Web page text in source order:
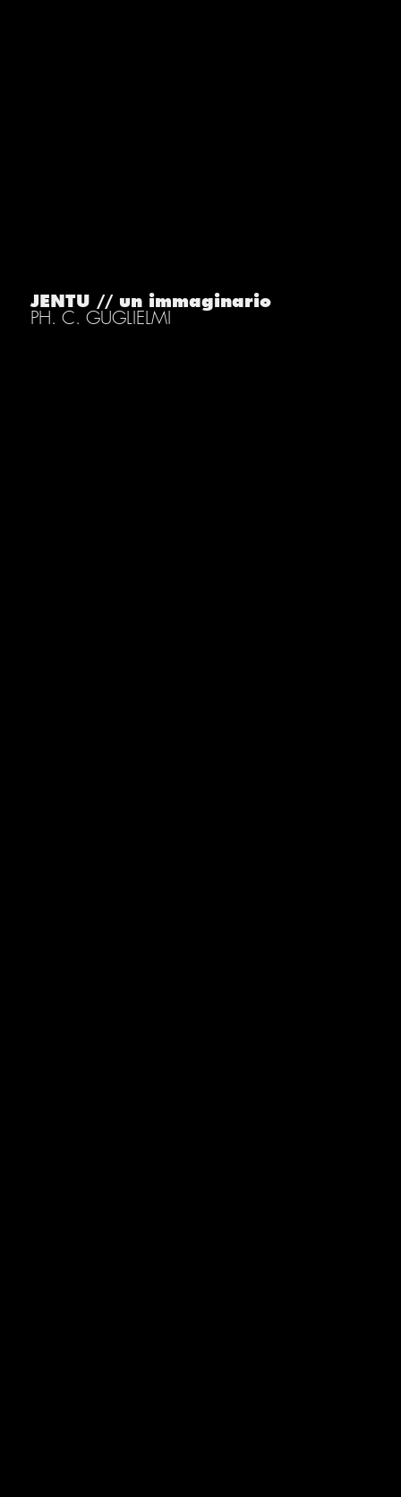
JENTU // un immaginario
PH. C. GUGLIELMI